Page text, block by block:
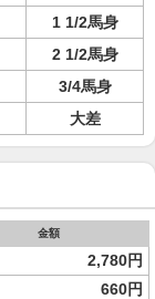
1 1/2馬身
2 1/2馬身
3/4馬身
大差
金額
2,780円
660円